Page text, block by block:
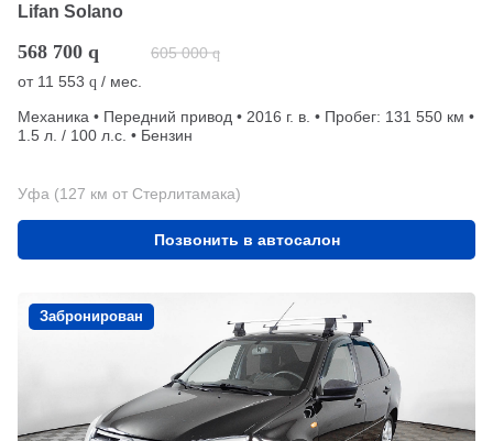
Lifan Solano
568 700 q 605 000 q
от 11 553 q / мес.
Механика • Передний привод • 2016 г. в. • Пробег: 131 550 км •
1.5 л. / 100 л.с. • Бензин
Уфа (127 км от Стерлитамака)
Позвонить в автосалон
Забронирован